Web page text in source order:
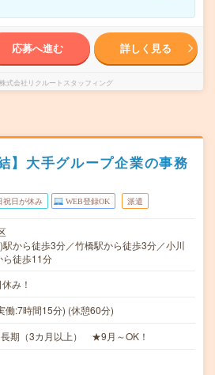
応募へ進む 詳しく見る
株式会社リクルートスタッフィング
】大手グループ企業の事務
祝日が休み WEB登録OK 派遣
駅から徒歩3分／竹橋駅から徒歩3分／小川
ら徒歩11分
み！
働:7時間15分) (休憩60分)
期（3カ月以上） ★9月～OK！